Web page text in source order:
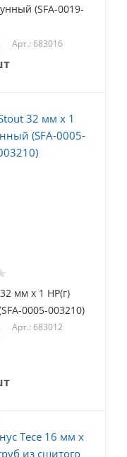
(SFA-0019-
Арт.: 683016
мм х 1 НР(г)
0005-003210)
Арт.: 683012